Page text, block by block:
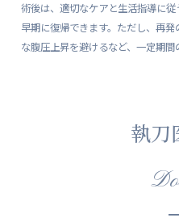
術後は、適切なケアと生活指導に
早期に復帰できます。ただし、再
な腹圧上昇を避けるなど、一定期間
執刀